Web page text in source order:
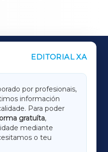
EDITORIAL XA
por profesionais,
información
Para poder
gratuíta,
mediante
o teu